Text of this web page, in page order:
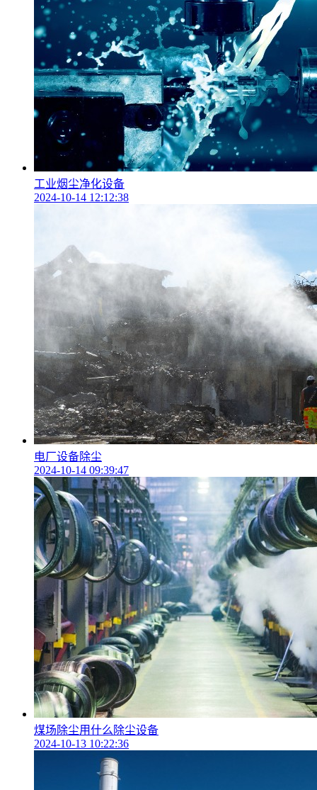
工业烟尘净化设备
2024-10-14 12:12:38
电厂设备除尘
2024-10-14 09:39:47
煤场除尘用什么除尘设备
2024-10-13 10:22:36